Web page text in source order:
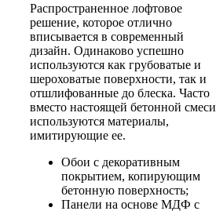
Распространенное лофтовое
решение, которое отлично
вписывается в современный
дизайн. Одинаково успешно
используются как грубоватые и
шероховатые поверхности, так и
отшлифованные до блеска. Часто
вместо настоящей бетонной смеси
используются материалы,
имитирующие ее.
Обои с декоративным
покрытием, копирующим
бетонную поверхность;
Панели на основе МДФ с